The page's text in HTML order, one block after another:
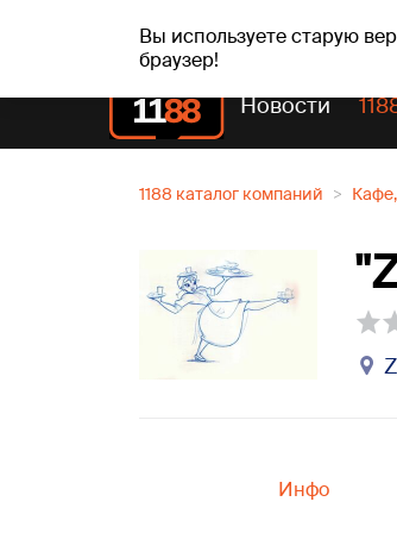
Вы используете старую
браузер!
сб, 08.08.2026. +20°C
Новости
1188 каталог компаний
Инфо